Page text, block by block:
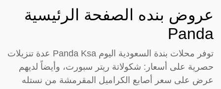
عروض بنده الصفحة الرئيسية
Panda
توفر محلات بندة السعودية اليوم Panda Ksa عدة تنزيلات
حصرية على أسعار: شكولاتة ريتر سبورت، وأيضاً لديهم
عرض على سعر أصابع الكراميل المقرمشة من نستله